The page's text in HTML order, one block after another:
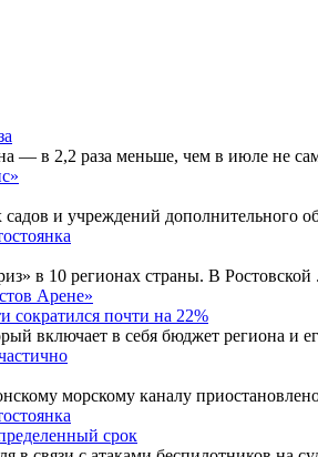
— в 2,2 раза меньше, чем в июле не
и учреждений дополнительного
в 10 регионах страны. В Ростовской
Арене»
сократился почти на 22%
включает в себя бюджет региона и
морскому каналу
срок